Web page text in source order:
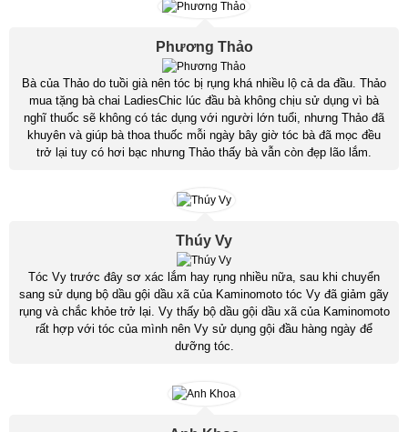
Phương Thảo
Bà của Thảo do tuồi già nên tóc bị rụng khá nhiều lộ cả da đầu. Thảo
mua tặng bà chai LadiesChic lúc đầu bà không chịu sử dụng vì bà
nghĩ thuốc sẽ không có tác dụng với người lớn tuổi, nhưng Thảo đã
khuyên và giúp bà thoa thuốc mỗi ngày bây giờ tóc bà đã mọc đều
trở lại tuy có hơi bạc nhưng Thảo thấy bà vẫn còn đẹp lão lắm.
Thúy Vy
Tóc Vy trước đây sơ xác lắm hay rụng nhiều nữa, sau khi chuyển
sang sử dụng bộ dầu gội dầu xã của Kaminomoto tóc Vy đã giảm gãy
rụng và chắc khỏe trở lại. Vy thấy bộ dầu gội dầu xã của Kaminomoto
rất hợp với tóc của mình nên Vy sử dụng gội đầu hàng ngày để
dưỡng tóc.